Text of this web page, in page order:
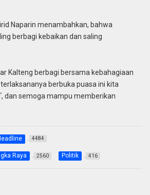
Naparin menambahkan, bahwa
berbagi kebaikan dan saling
Kalteng berbagi bersama kebahagiaan
berbuka puasa ini kita
dan semoga mampu memberikan
4484
Raya 2560 Politik 416